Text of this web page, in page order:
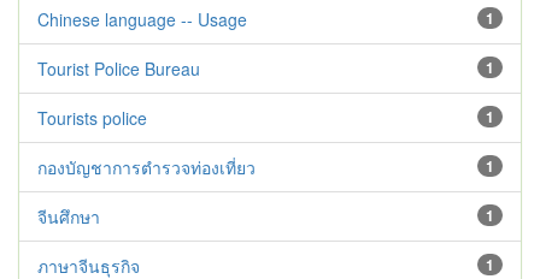
1
Chinese language -- Usage
1
Tourist Police Bureau
1
Tourists police
1
กองบัญชาการตำรวจท่องเที่ยว
1
จีนศึกษา
1
ภาษาจีนธุรกิจ